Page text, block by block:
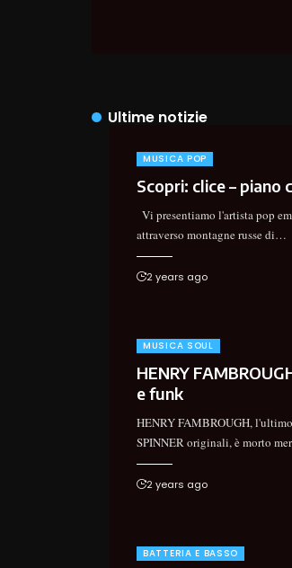
Ultime notizie
MUSICA POP
Scopri: clice – piano
Vi presentiamo l'artista pop
attraverso montagne russe di…
2 years ago
MUSICA SOUL
HENRY
e funk
HENRY FAMBROUGH,
SPINNER originali, è morto
2 years ago
BATTERIA E BASSO